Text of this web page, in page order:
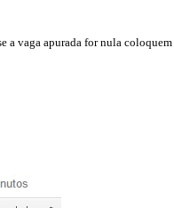
a vaga apurada for nula coloquem